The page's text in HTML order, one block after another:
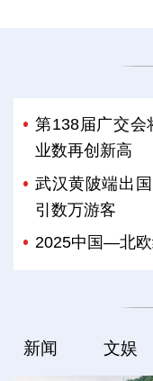
第138届广交会
业数再创新高
武汉黄陂端出
引数万游客
2025中国—北
新闻 文娱